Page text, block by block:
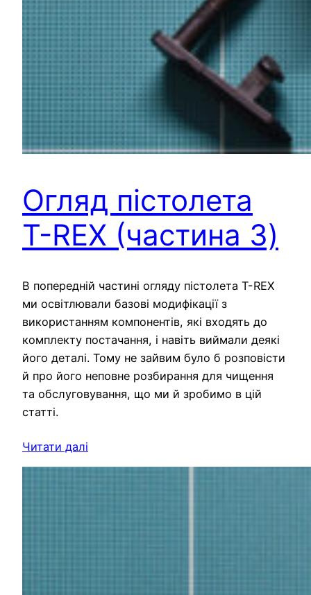
Огляд пістолета
T-REX (частина 3)
В попередній частині огляду пістолета T-REX
ми освітлювали базові модифікації з
використанням компонентів, які входять до
комплекту постачання, і навіть виймали деякі
його деталі. Тому не зайвим було б розповісти
й про його неповне розбирання для чищення
та обслуговування, що ми й зробимо в цій
статті.
Читати далі